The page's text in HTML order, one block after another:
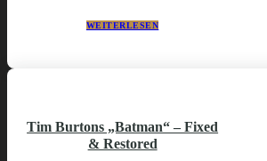
WEITERLESEN
Tim Burtons „Batman“ – Fixed
& Restored